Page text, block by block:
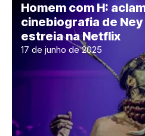
Homem com H:
cinebiografia de
estreia na Netflix
17 de junho de 2025